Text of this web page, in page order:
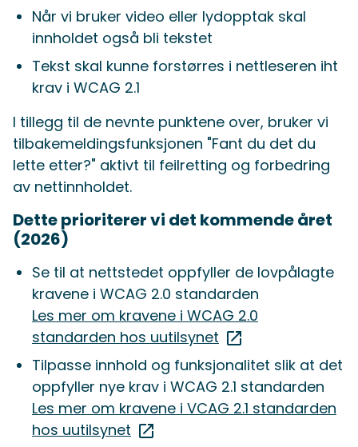
Når vi bruker video eller lydopptak skal
innholdet også bli tekstet
Tekst skal kunne forstørres i nettleseren iht
krav i WCAG 2.1
I tillegg til de nevnte punktene over, bruker vi
tilbakemeldingsfunksjonen "Fant du det du
lette etter?" aktivt til feilretting og forbedring
av nettinnholdet.
Dette prioriterer vi det kommende året
(2026)
Se til at nettstedet oppfyller de lovpålagte
kravene i WCAG 2.0 standarden
Les mer om kravene i WCAG 2.0
standarden hos uutilsynet
Tilpasse innhold og funksjonalitet slik at det
oppfyller nye krav i WCAG 2.1 standarden
Les mer om kravene i VCAG 2.1 standarden
hos uutilsynet